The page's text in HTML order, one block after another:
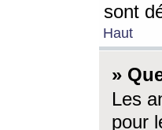
sont
Haut
»
Les
pour